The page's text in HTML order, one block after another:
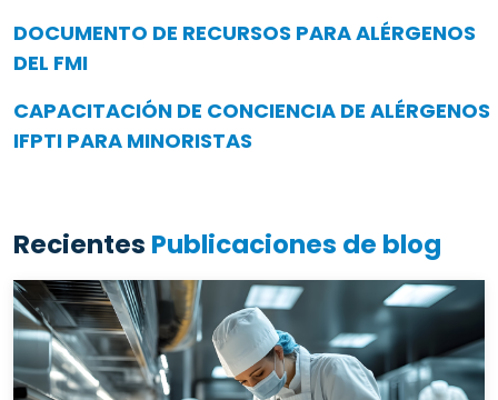
DOCUMENTO DE RECURSOS PARA ALÉRGENOS
DEL FMI
CAPACITACIÓN DE CONCIENCIA DE ALÉRGENOS
IFPTI PARA MINORISTAS
Recientes Publicaciones de blog